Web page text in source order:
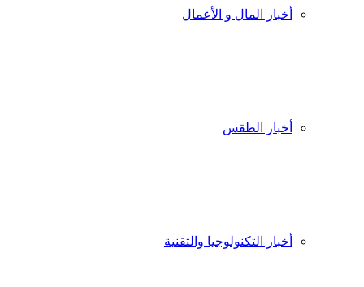
أخبار المال و الأعمال
أخبار الطقس
أخبار التكنولوجيا والتقنية